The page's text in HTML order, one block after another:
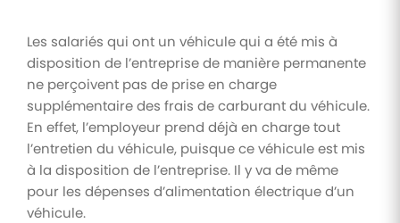
Les salariés qui ont un véhicule qui a été mis à
disposition de l’entreprise de manière permanente
ne perçoivent pas de prise en charge
supplémentaire des frais de carburant du véhicule.
En effet, l’employeur prend déjà en charge tout
l’entretien du véhicule, puisque ce véhicule est mis
à la disposition de l’entreprise. Il y va de même
pour les dépenses d’alimentation électrique d’un
véhicule.